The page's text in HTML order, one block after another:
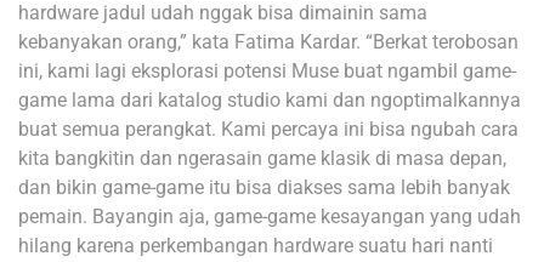
hardware jadul udah nggak bisa dimainin sama
kebanyakan orang,” kata Fatima Kardar. “Berkat terobosan
ini, kami lagi eksplorasi potensi Muse buat ngambil game-
game lama dari katalog studio kami dan ngoptimalkannya
buat semua perangkat. Kami percaya ini bisa ngubah cara
kita bangkitin dan ngerasain game klasik di masa depan,
dan bikin game-game itu bisa diakses sama lebih banyak
pemain. Bayangin aja, game-game kesayangan yang udah
hilang karena perkembangan hardware suatu hari nanti